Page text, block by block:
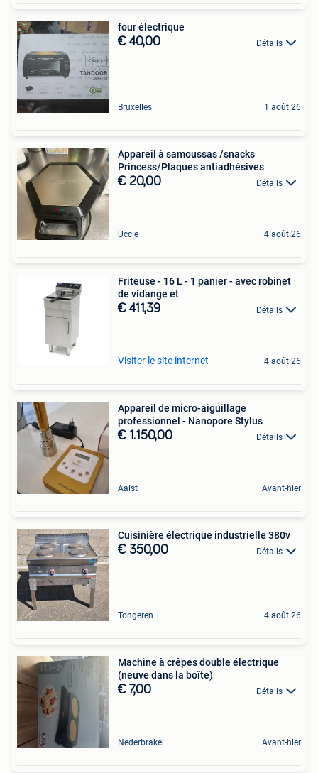
four électrique
€ 40,00 Détails
Bruxelles 1 août 26
Appareil à samoussas /snacks
Princess/Plaques antiadhésives
€ 20,00 Détails
Uccle 4 août 26
Friteuse - 16 L - 1 panier - avec robinet
de vidange et
€ 411,39 Détails
Visiter le site internet 4 août 26
Appareil de micro-aiguillage
professionnel - Nanopore Stylus
€ 1.150,00 Détails
Aalst Avant-hier
Cuisinière électrique industrielle 380v
€ 350,00 Détails
Tongeren 4 août 26
Machine à crêpes double électrique
(neuve dans la boîte)
€ 7,00 Détails
Nederbrakel Avant-hier